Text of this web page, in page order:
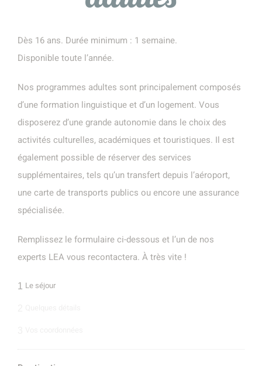
Dès 16 ans. Durée minimum : 1 semaine.
Disponible toute l’année.
Nos programmes adultes sont principalement composés
d’une formation linguistique et d’un logement. Vous
disposerez d’une grande autonomie dans le choix des
activités culturelles, académiques et touristiques. Il est
également possible de réserver des services
supplémentaires, tels qu’un transfert depuis l’aéroport,
une carte de transports publics ou encore une assurance
spécialisée.
Remplissez le formulaire ci-dessous et l’un de nos
experts LEA vous recontactera. À très vite !
1 Le séjour